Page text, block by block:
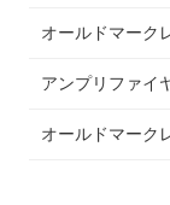
オールドマーク
アンプリファイ
オールドマーク